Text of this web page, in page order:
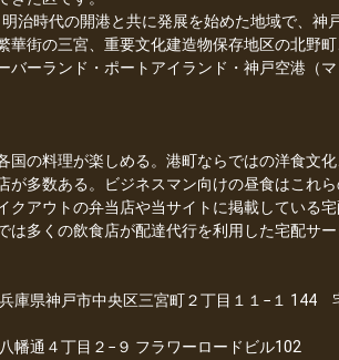
治時代の開港と共に発展を始めた地域で、神
華街の三宮、重要文化建造物保存地区の北野
バーランド・ポートアイランド・神戸空港（
国の料理が楽しめる。港町ならではの洋食文
多数ある。ビジネスマン向けの昼食はこれ
クアウトの弁当店や当サイトに掲載している
は多くの飲食店が配達代行を利用した宅配サ
庫県神戸市中央区三宮町２丁目１１−１ 144
幡通４丁目２−９ フラワーロードビル102